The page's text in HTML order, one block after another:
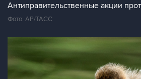
Антиправительственные акции
Фото: AP/ТАСС